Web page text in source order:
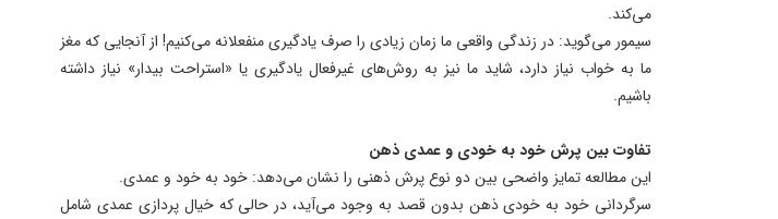
می‌کند.
سیمور می‌گوید: در زندگی واقعی ما زمان زیادی را صرف یادگیری منفعلانه می‌کنیم! از آنجایی که مغز
ما به خواب نیاز دارد، شاید ما نیز به روش‌های غیرفعال یادگیری یا «استراحت بیدار» نیاز داشته
باشیم.
تفاوت بین پرش خود به خودی و عمدی ذهن
این مطالعه تمایز واضحی بین دو نوع پرش ذهنی را نشان می‌دهد: خود به خود و عمدی.
سرگردانی خود به خودی ذهن بدون قصد به وجود می‌آید، در حالی که خیال پردازی عمدی شامل